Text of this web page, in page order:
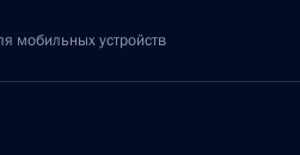
мобильных устройств